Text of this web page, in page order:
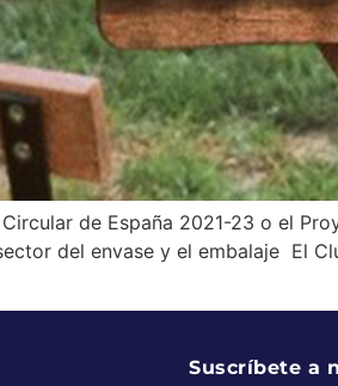
de España 2021-23 o el
del envase y el embalaje El
Suscríbete a